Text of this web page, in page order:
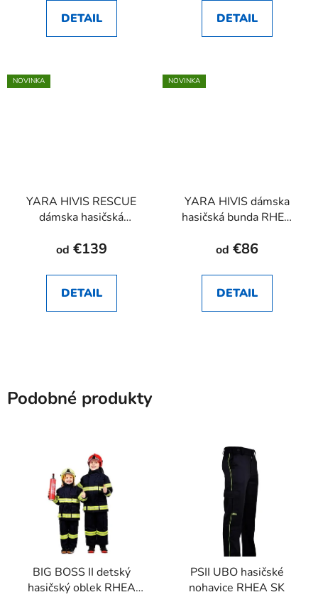
DETAIL DETAIL
NOVINKA
YARA HIVIS RESCUE
dámska hasičská
od €139
DETAIL
NOVINKA
YARA HIVIS dámska
hasičská bunda RHEA
od €86
DETAIL
Podobné produkty
BIG BOSS II detský
hasičský oblek RHEA
PSII UBO hasičské
nohavice RHEA SK